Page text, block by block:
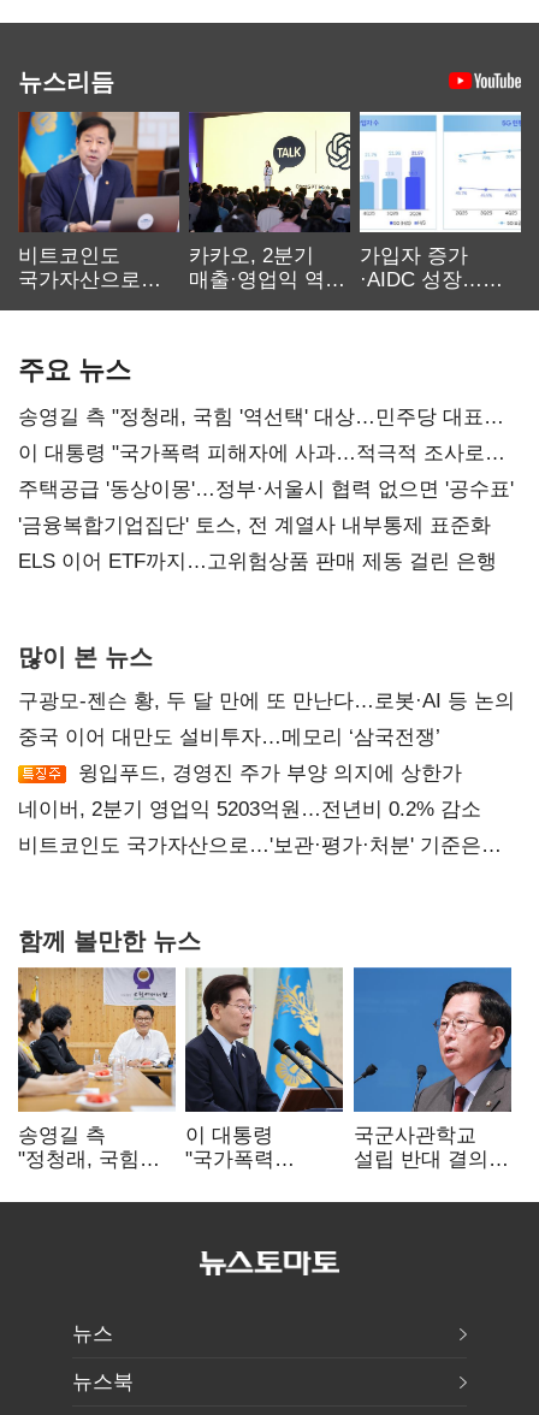
뉴스리듬
비트코인도
국가자산으로…'
카카오, 2분기
매출·영업익 역대
가입자 증가
·AIDC 성장…
주요 뉴스
송영길 측 "정청래, 국힘 '역선택' 대상…민주당 대표로
총선 지휘 못해"
이 대통령 "국가폭력 피해자에 사과…적극적 조사로
진실 밝혀야"
주택공급 '동상이몽'…정부·서울시 협력 없으면 '공수표'
'금융복합기업집단' 토스, 전 계열사 내부통제 표준화
ELS 이어 ETF까지…고위험상품 판매 제동 걸린 은행
많이 본 뉴스
구광모-젠슨 황, 두 달 만에 또 만난다…로봇·AI 등 논의
중국 이어 대만도 설비투자…메모리 ‘삼국전쟁’
윙입푸드, 경영진 주가 부양 의지에 상한가
네이버, 2분기 영업익 5203억원…전년비 0.2% 감소
비트코인도 국가자산으로…'보관·평가·처분' 기준은
함께 볼만한 뉴스
송영길 측
"정청래, 국힘
민주당 대표로
이 대통령
"국가폭력
적극적 조사로
국군사관학교
설립 반대 결의안
"정치적 목적
뉴스
뉴스북